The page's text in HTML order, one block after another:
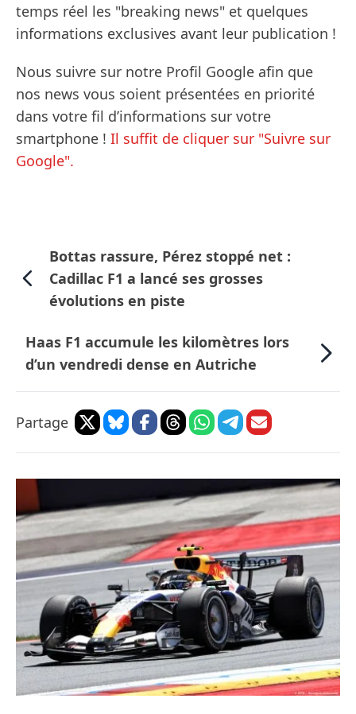
temps réel les "breaking news" et quelques
informations exclusives avant leur publication !
Nous suivre sur notre Profil Google afin que
nos news vous soient présentées en priorité
dans votre fil d’informations sur votre
smartphone ! Il suffit de cliquer sur "Suivre sur
Google".
Bottas rassure, Pérez stoppé net :
Cadillac F1 a lancé ses grosses
évolutions en piste
Haas F1 accumule les kilomètres lors
d’un vendredi dense en Autriche
Partage